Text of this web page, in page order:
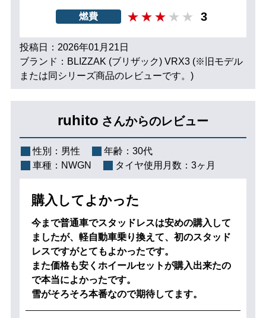
燃費 3
投稿日：2026年01月21日
ブランド：BLIZZAK (ブリザック) VRX3 (※旧モデル
または同シリーズ商品のレビューです。)
ruhito さんからのレビュー
性別： 男性 年齢： 30代
車種： NWGN タイヤ使用月数： 3ヶ月
購入してよかった
今まで普通車でスタッドレスは安めの購入して
ましたが、軽自動車乗り換えて、初のスタッド
レスですがとてもよかったです。
また価格も安くホイールセットが購入出来たの
で本当によかったです。
雪がそろそろ本番なので期待してます。